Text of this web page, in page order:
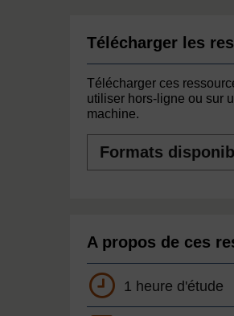
Télécharger les
Télécharger ces
utiliser hors-ligne ou sur
machine.
disponibles
A propos de ces
1 heure d'étude